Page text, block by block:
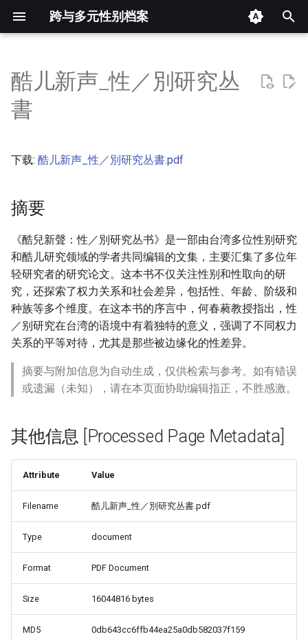
跨与多元性别档案
入
以
开
摘要
酷儿新声_性／別研究丛
書
下载: 酷儿新声_性／別研究丛書.pdf
摘要
《酷兒新聲：性／別研究丛书》是一部由台湾多位性别研究
和酷儿研究领域的学者共同编辑的文集，主要汇集了多位年
轻研究者的研究论文。这本书不仅关注性别和性取向的研
究，还探索了权力关系和社会差异，包括性、年龄、阶级和
种族等多个维度。在这本书的序言中，何春蕤教授指出，性
／别研究在台湾的语境中有着独特的意义，强调了不同权力
关系的平等对待，尤其是那些被边缘化的性差异。
摘要与附加信息为自动生成，仅供检索与参考。如有错误
或遗漏（未知），请在本页面协助编辑指正，不胜感激。
其他信息 [Processed Page Metadata]
Attribute Value
Filename 酷儿新声_性／別研究丛書.pdf
Type document
Format PDF Document
Size 16044816 bytes
MD5 0db643cc6ffb44ea25a0db582037f159